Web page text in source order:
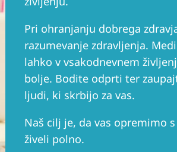
Pacific
Pacific
North
United States
America
Pri ohranjanju dobrega
razumevanje zdravljenja.
lahko v vsakodnevnem
bolje. Bodite odprti ter
ljudi, ki skrbijo za vas.
Naš cilj je, da vas opremimo
živeli polno.